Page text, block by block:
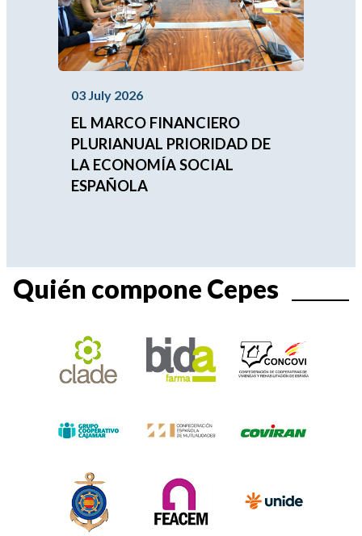
03 July 2026
EL MARCO FINANCIERO
PLURIANUAL PRIORIDAD DE
LA ECONOMÍA SOCIAL
ESPAÑOLA
Quién compone Cepes